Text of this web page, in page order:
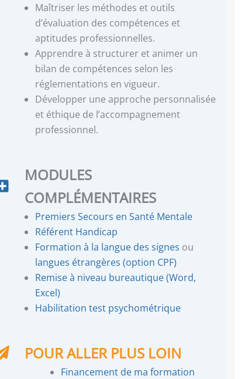
Maîtriser les méthodes et outils
d’évaluation des compétences et
aptitudes professionnelles.
Apprendre à structurer et animer un
bilan de compétences selon les
réglementations en vigueur.
Développer une approche personnalisée
et éthique de l’accompagnement
professionnel.
MODULES
COMPLÉMENTAIRES
Premiers Secours en Santé Mentale
Référent Handicap
Formation à la langue des signes ou
langues étrangères (option CPF)
Remise à niveau bureautique (Word,
Excel)
Habilitation test psychométrique
POUR ALLER PLUS LOIN
Financement de ma formation